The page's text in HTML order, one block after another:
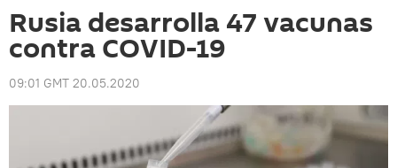
Rusia desarrolla 47 vacunas
contra COVID-19
09:01 GMT 20.05.2020